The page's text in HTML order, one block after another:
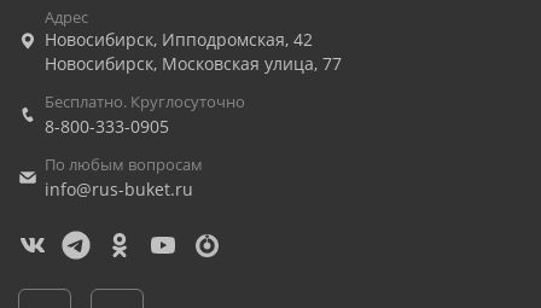
Адрес
Новосибирск, Ипподромская, 42
Новосибирск, Московская улица, 77
Бесплатно. Круглосуточно
8-800-333-0905
По любым вопросам
info@rus-buket.ru